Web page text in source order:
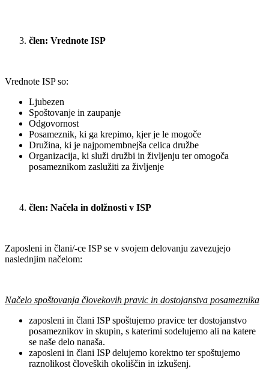
člen: Vrednote ISP
Vrednote ISP so:
Ljubezen
Spoštovanje in zaupanje
Odgovornost
Posameznik, ki ga krepimo, kjer je le mogoče
Družina, ki je najpomembnejša celica družbe
Organizacija, ki služi družbi in življenju ter omogoča
posameznikom zaslužiti za življenje
člen: Načela in dolžnosti v ISP
Zaposleni in člani/-ce ISP se v svojem delovanju zavezujejo
naslednjim načelom:
Načelo spoštovanja človekovih pravic in dostojanstva posameznika
zaposleni in člani ISP spoštujemo pravice ter dostojanstvo
posameznikov in skupin, s katerimi sodelujemo ali na katere
se naše delo nanaša.
zaposleni in člani ISP delujemo korektno ter spoštujemo
raznolikost človeških okoliščin in izkušenj.